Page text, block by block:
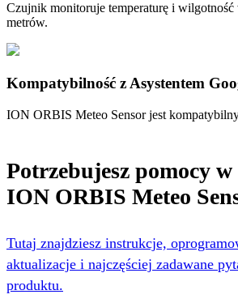
Czujnik monitoruje temperaturę i wilgotność
metrów.
Kompatybilność z Asystentem
ION ORBIS Meteo Sensor jest
Potrzebujesz pomocy
ION ORBIS Meteo
Tutaj znajdziesz instrukcje,
aktualizacje i najczęściej zadawane
produktu.